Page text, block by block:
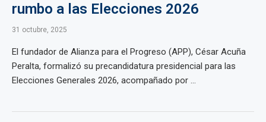
rumbo a las Elecciones 2026
31 octubre, 2025
El fundador de Alianza para el Progreso (APP), César Acuña
Peralta, formalizó su precandidatura presidencial para las
Elecciones Generales 2026, acompañado por ...